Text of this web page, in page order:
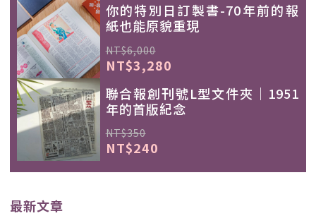
你的特別日訂製書-70年前的報
紙也能原貌重現
NT$6,000
NT$3,280
聯合報創刊號L型文件夾｜1951
年的首版紀念
NT$350
NT$240
最新文章